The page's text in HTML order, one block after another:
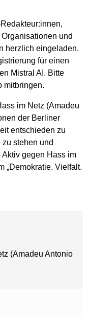
und
herzlich eingeladen.
für einen
Mistral AI. Bitte
mitbringen.
im Netz (Amadeu
der Berliner
entschieden zu
stehen und
gegen Hass im
„Demokratie. Vielfalt.
(Amadeu Antonio